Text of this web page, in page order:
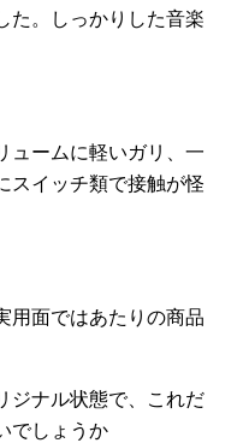
た。しっかりした音楽
ュームに軽いガリ、一
スイッチ類で接触が怪
用面ではあたりの商品
ジナル状態で、これだ
でしょうか